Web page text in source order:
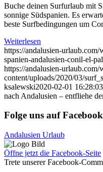
Buche deinen Surfurlaub mit
sonnige Südspanien. Es
beste Surfbedingungen um
Weiterlesen
https://andalusien-
spanien-andalusien-conil-el-
https://andalusien-urlaub.com/
content/uploads/2020/03/
ksalewski2020-02-01 16:28:03
nach Andalusien – entfliehe
Folge uns auf Facebook
Andalusien Urlaub
Öffne jetzt die Facebook-Seite
Trete unserer Facebook-